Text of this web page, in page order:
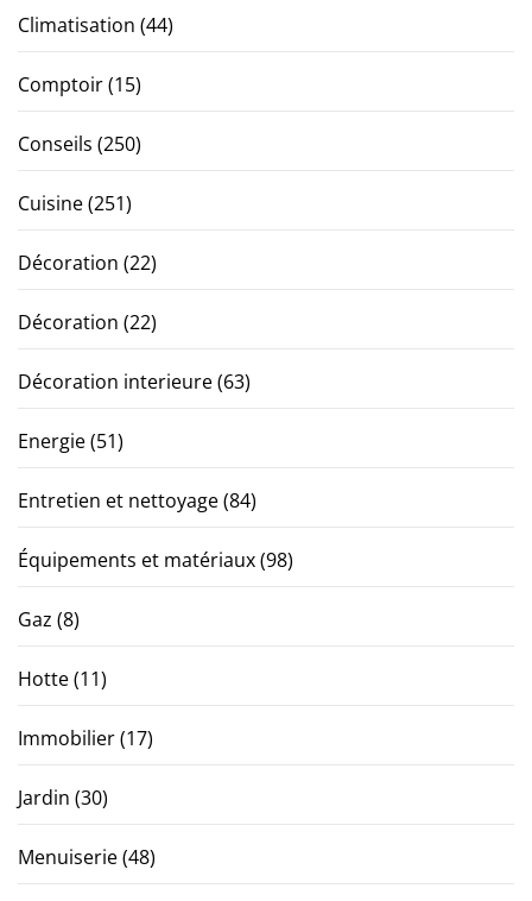
Climatisation (44)
Comptoir(15)
Conseils (250)
Cuisine(251)
Décoration (22)
Décoration (22)
Décoration interieure(63)
Energie(51)
Entretien et nettoyage(84)
Équipements et matériaux(98)
Gaz (8)
Hotte(11)
Immobilier(17)
Jardin (30)
Menuiserie(48)